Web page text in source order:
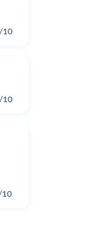
10
10
10